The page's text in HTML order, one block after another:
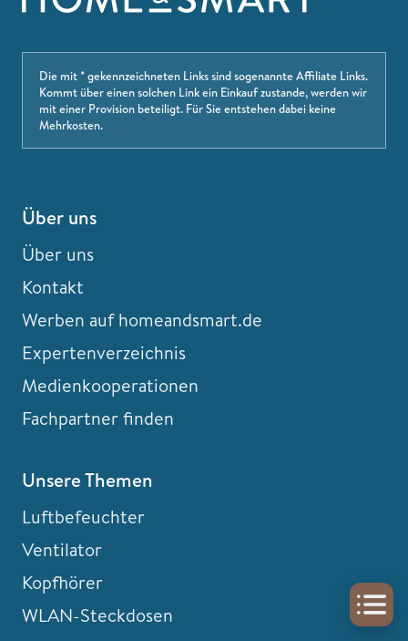
Die mit * gekennzeichneten Links sind sogenannte Affiliate Links.
Kommt über einen solchen Link ein Einkauf zustande, werden wir
mit einer Provision beteiligt. Für Sie entstehen dabei keine
Mehrkosten.
Über uns
Über uns
Kontakt
Werben auf homeandsmart.de
Expertenverzeichnis
Medienkooperationen
Fachpartner finden
Unsere Themen
Luftbefeuchter
Ventilator
Kopfhörer
WLAN-Steckdosen